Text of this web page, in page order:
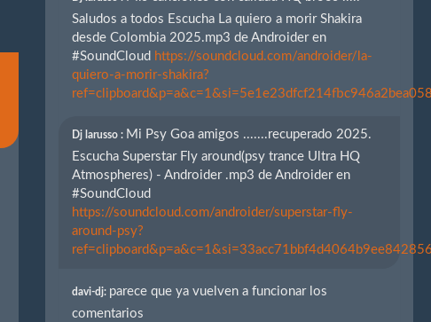
Saludos a todos Escucha La quiero a morir Shakira
desde Colombia 2025.mp3 de Androider en
#SoundCloud https://soundcloud.com/androider/la-
quiero-a-morir-shakira?
Dj larusso : Mi Psy Goa amigos .......recuperado 2025.
Escucha Superstar Fly around(psy trance Ultra HQ
Atmospheres) - Androider .mp3 de Androider en
#SoundCloud
https://soundcloud.com/androider/superstar-fly-
around-psy?
davi-dj: parece que ya vuelven a funcionar los
comentarios